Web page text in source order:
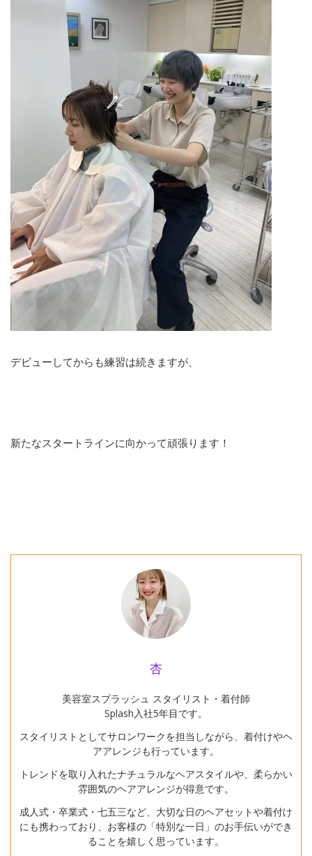
デビューしてからも練習は続きますが、
新たなスタートラインに向かって頑張ります！
杏
美容室スプラッシュ スタイリスト・着付師
Splash入社5年目です。
スタイリストとしてサロンワークを担当しながら、着付けやヘ
アアレンジも行っています。
トレンドを取り入れたナチュラルなヘアスタイルや、柔らかい
雰囲気のヘアアレンジが得意です。
成人式・卒業式・七五三など、大切な日のヘアセットや着付け
にも携わっており、お客様の「特別な一日」のお手伝いができ
ることを嬉しく思っています。